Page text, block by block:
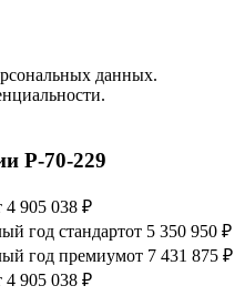
данных.
Р-70-229
4 905 038 ₽
год стандартот 5 350 950 ₽
год премиумот 7 431 875 ₽
4 905 038 ₽